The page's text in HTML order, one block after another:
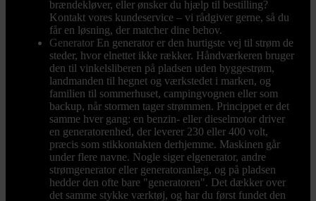
brændekløver, eller ønsker du hjælp til bestilling?
Kontakt vores kundeservice – vi rådgiver gerne, så du
får en løsning, der matcher dine behov.
Generator En generator er den hurtigste vej til strøm de
steder, hvor elnettet ikke rækker. Håndværkeren bruger
den til vinkelsliberen på pladsen uden byggestrøm,
landmanden til hegnet og værkstedet i marken, og
familien til sommerhuset, campingvognen eller som
backup, når stormen tager strømmen. Princippet er det
samme hver gang: en benzin- eller dieselmotor driver
en generatorenhed, der leverer 230 eller 400 volt,
præcis som stikkontakten derhjemme. Maskinen går
under flere navne. Nogle siger elgenerator, andre
strømgenerator eller generatoranlæg, og på pladsen
hedder den ofte bare "generatoren". Det dækker over
det samme stykke værktøj, og har du først fundet den